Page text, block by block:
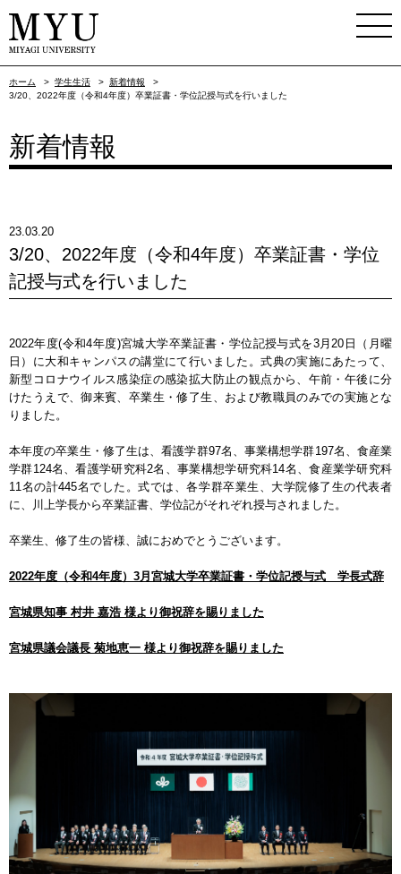
ホーム > 学生生活 > 新着情報
>
3/20、2022年度（令和4年度）卒業証書・学位記授与式を行いました
新着情報
23.03.20
3/20、2022年度（令和4年度）卒業証書・学位
記授与式を行いました
2022年度(令和4年度)宮城大学卒業証書・学位記授与式を3月20日（月曜
日）に大和キャンパスの講堂にて行いました。式典の実施にあたって、
新型コロナウイルス感染症の感染拡大防止の観点から、午前・午後に分
けたうえで、御来賓、卒業生・修了生、および教職員のみでの実施とな
りました。
本年度の卒業生・修了生は、看護学群97名、事業構想学群197名、食産業
学群124名、看護学研究科2名、事業構想学研究科14名、食産業学研究科
11名の計445名でした。式では、各学群卒業生、大学院修了生の代表者
に、川上学長から卒業証書、学位記がそれぞれ授与されました。
卒業生、修了生の皆様、誠におめでとうございます。
2022年度（令和4年度）3月宮城大学卒業証書・学位記授与式 学長式辞
宮城県知事 村井 嘉浩 様より御祝辞を賜りました
宮城県議会議長 菊地恵一 様より御祝辞を賜りました